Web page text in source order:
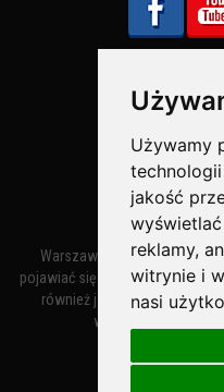
Używamy
jakość
reklamy,
witrynie i
nasi
Bezpieczne
Warszawa – miasto
pojawiać się w dokumentach w
również jako Warszowa.
wynikała z